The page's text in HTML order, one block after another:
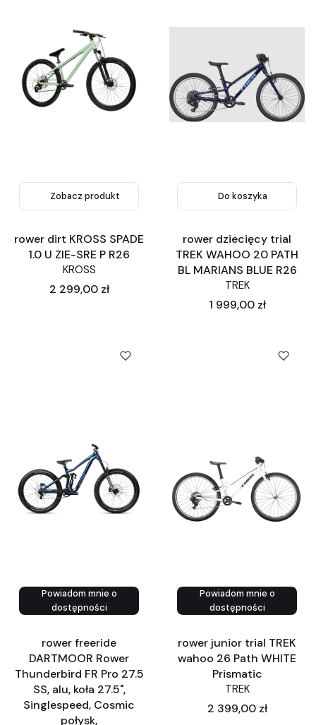
Zobacz produkt
rower dirt KROSS SPADE
1.0 U ZIE-SRE P R26
KROSS
Cena
2 299,00 zł
Do koszyka
rower dziecięcy trial
TREK WAHOO 20 PATH
BL MARIANS BLUE R26
TREK
Cena
1 999,00 zł
Zobacz produkt
Powiadom mnie o
dostępności
rower freeride
DARTMOOR Rower
Thunderbird FR Pro 27.5
SS, alu, koła 27.5",
Singlespeed, Cosmic
połysk,
Powiadom mnie o
dostępności
rower junior trial TREK
wahoo 26 Path WHITE
Prismatic
TREK
Cena
2 399,00 zł